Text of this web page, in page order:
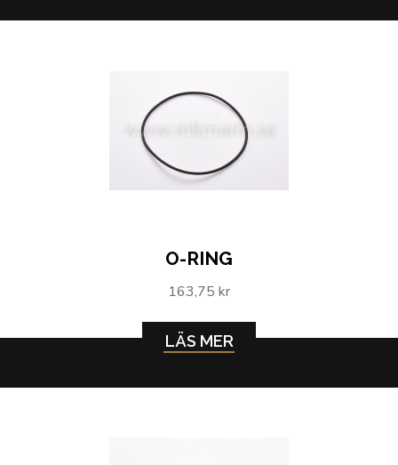
O-RING
163,75 kr
LÄS MER